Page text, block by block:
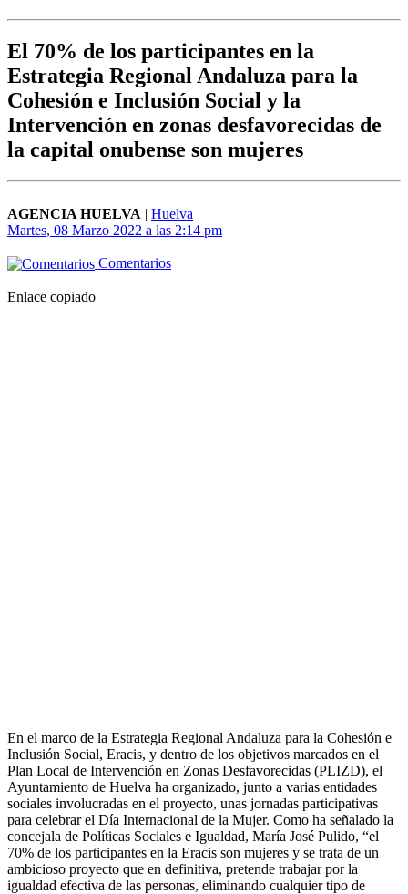
El 70% de los participantes en la
Estrategia Regional Andaluza para la
Cohesión e Inclusión Social y la
Intervención en zonas desfavorecidas de
la capital onubense son mujeres
AGENCIA HUELVA | Huelva
Martes, 08 Marzo 2022 a las 2:14 pm
Comentarios
Enlace copiado
En el marco de la Estrategia Regional Andaluza para la Cohesión e
Inclusión Social, Eracis, y dentro de los objetivos marcados en el
Plan Local de Intervención en Zonas Desfavorecidas (PLIZD), el
Ayuntamiento de Huelva ha organizado, junto a varias entidades
sociales involucradas en el proyecto, unas jornadas participativas
para celebrar el Día Internacional de la Mujer. Como ha señalado la
concejala de Políticas Sociales e Igualdad, María José Pulido, “el
70% de los participantes en la Eracis son mujeres y se trata de un
ambicioso proyecto que en definitiva, pretende trabajar por la
igualdad efectiva de las personas, eliminando cualquier tipo de